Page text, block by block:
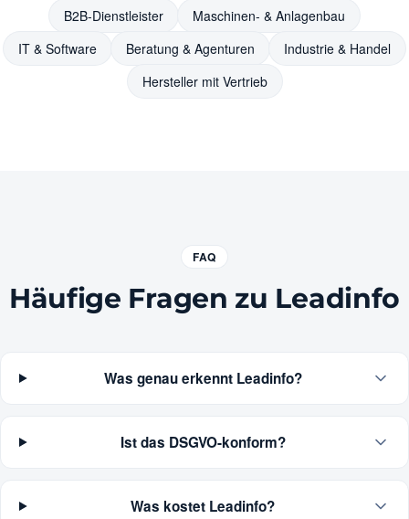
B2B-Dienstleister
Maschinen- & Anlagenbau
IT & Software
Beratung & Agenturen
Industrie & Handel
Hersteller mit Vertrieb
FAQ
Häufige Fragen zu Leadinfo
Was genau erkennt Leadinfo?
Ist das DSGVO-konform?
Was kostet Leadinfo?